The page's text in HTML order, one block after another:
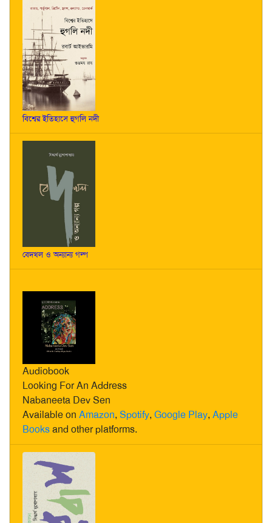
বিশ্বের ইতিহাসে হুগলি নদী
বেদখল ও অন্যান্য গল্প
Audiobook
Looking For An Address
Nabaneeta Dev Sen
Available on Amazon, Spotify, Google Play, Apple
Booksand other platforms.